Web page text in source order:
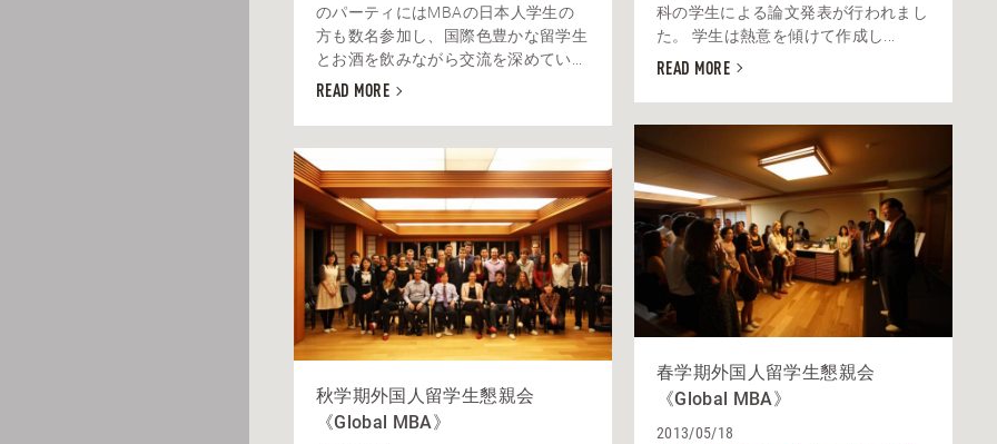
科の学生による論文発表が行われまし
た。 学生は熱意を傾けて作成し...
READ MORE
のパーティにはMBAの日本人学生の
方も数名参加し、国際色豊かな留学生
とお酒を飲みながら交流を深めてい...
READ MORE
春学期外国人留学生懇親会
《Global MBA》
2013/05/18
秋学期外国人留学生懇親会
《Global MBA》